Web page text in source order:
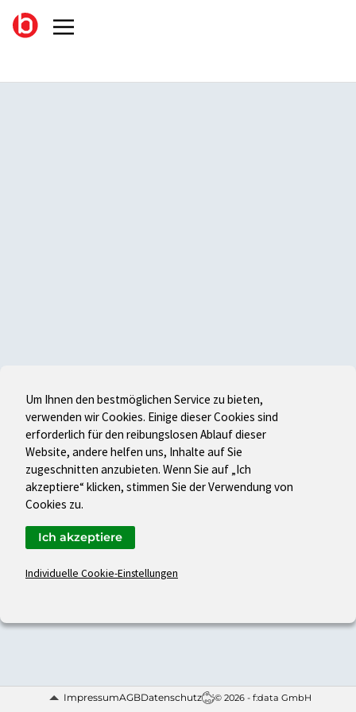
ImpressumAGBDatenschutz © 2026 - f:data GmbH
Um Ihnen den bestmöglichen Service zu bieten,
verwenden wir Cookies. Einige dieser Cookies sind
erforderlich für den reibungslosen Ablauf dieser
Website, andere helfen uns, Inhalte auf Sie
zugeschnitten anzubieten. Wenn Sie auf „Ich
akzeptiere“ klicken, stimmen Sie der Verwendung von
Cookies zu.
Individuelle Cookie-Einstellungen
Ich akzeptiere